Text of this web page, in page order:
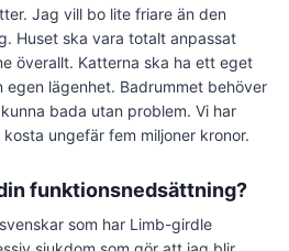
Jag vill bo lite friare än den
Huset ska vara totalt anpassat
överallt. Katterna ska ha ett eget
egen lägenhet. Badrummet behöver
bada utan problem. Vi har
ungefär fem miljoner kronor.
funktionsnedsättning?
som har Limb-girdle